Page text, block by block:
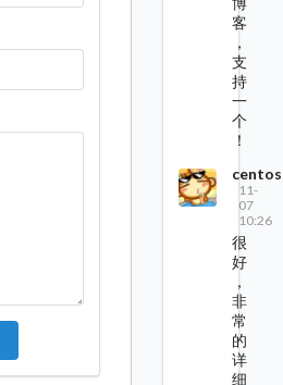
客
，
支
持
一
个
！
centos
11-
07
10:26
很
好
，
非
常
的
详
细